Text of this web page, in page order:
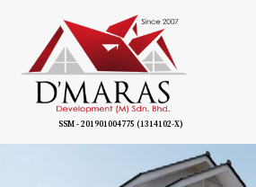
SSM - 201901004775 (1314102-X)